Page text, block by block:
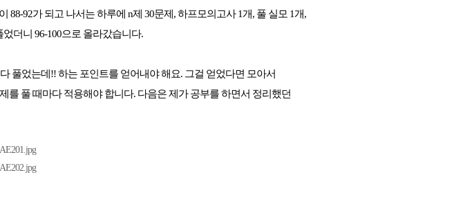
88-92가 되고 나서는 하루에 n제 30문제, 하프모의고사 1개, 풀 실모 1개,
더니 96-100으로 올라갔습니다.
풀었는데!! 하는 포인트를 얻어내야 해요. 그걸 얻었다면 모아서
를 풀 때마다 적용해야 합니다. 다음은 제가 공부를 하면서 정리했던